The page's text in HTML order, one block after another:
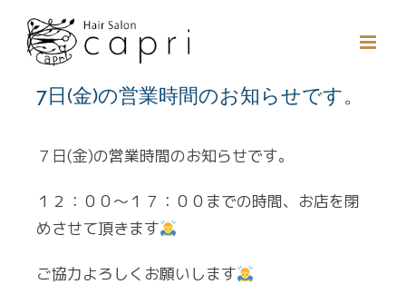
content
7日(金)の営業時間のお知らせです。
７日(金)の営業時間のお知らせです。
１２：００～１７：００までの時間、お店を閉
めさせて頂きます
ご協力よろしくお願いします